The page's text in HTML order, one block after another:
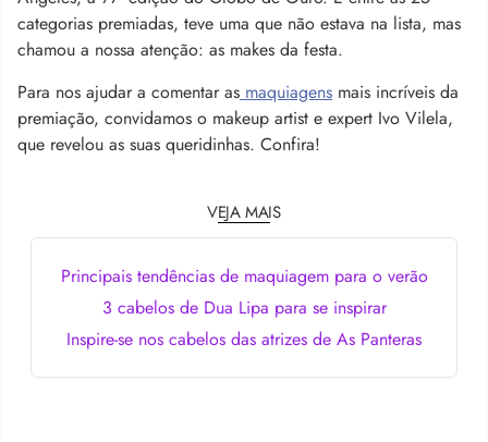
categorias premiadas, teve uma que não estava na lista, mas
chamou a nossa atenção: as makes da festa.
Para nos ajudar a comentar as maquiagens mais incríveis da
premiação, convidamos o makeup artist e expert Ivo Vilela,
que revelou as suas queridinhas. Confira!
VEJA MAIS
Principais tendências de maquiagem para o verão
3 cabelos de Dua Lipa para se inspirar
Inspire-se nos cabelos das atrizes de As Panteras